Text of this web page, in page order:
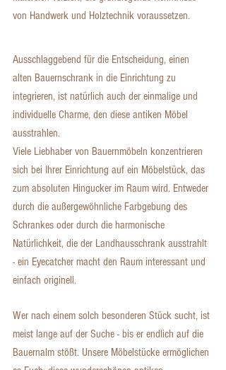
von Handwerk und Holztechnik voraussetzen.
Ausschlaggebend für die Entscheidung, einen
alten Bauernschrank in die Einrichtung zu
integrieren, ist natürlich auch der einmalige und
individuelle Charme, den diese antiken Möbel
ausstrahlen.
Viele Liebhaber von Bauernmöbeln konzentrieren
sich bei Ihrer Einrichtung auf ein Möbelstück, das
zum absoluten Hingucker im Raum wird. Entweder
durch die außergewöhnliche Farbgebung des
Schrankes oder durch die harmonische
Natürlichkeit, die der Landhausschrank ausstrahlt
- ein Eyecatcher macht den Raum interessant und
einfach originell.
Wer nach einem solch besonderen Stück sucht, ist
meist lange auf der Suche - bis er endlich auf die
Bauernalm stößt.​​​​​ ​Unsere Möbelstücke ermöglichen